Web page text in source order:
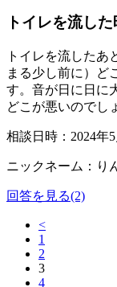
トイレを流し
トイレを流したあ
まる少し前に）ど
す。音が日に日に
どこが悪いのでし
相談日時：2024年
ニックネーム：り
回答を見る(2)
<
1
2
3
4